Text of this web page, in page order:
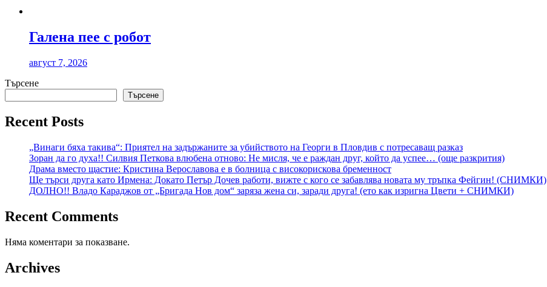
Галена пее с робот
август 7, 2026
Търсене
Търсене
Recent Posts
„Винаги бяха такива“: Приятел на задържаните за убийството на Георги в Пловдив с потресаващ разказ
Зоран да го духа!! Силвия Петкова влюбена отново: Не мисля, че е раждан друг, който да успее… (още разкрития)
Драма вместо щастие: Кристина Верославова е в болница с високорискова бременност
Ще търси друга като Ирмена: Докато Петър Дочев работи, вижте с кого се забавлява новата му тръпка Фейгин! (СНИМКИ)
ДОЛНО!! Владо Караджов от „Бригада Нов дом“ заряза жена си, заради друга! (ето как изригна Цвети + СНИМКИ)
Recent Comments
Няма коментари за показване.
Archives